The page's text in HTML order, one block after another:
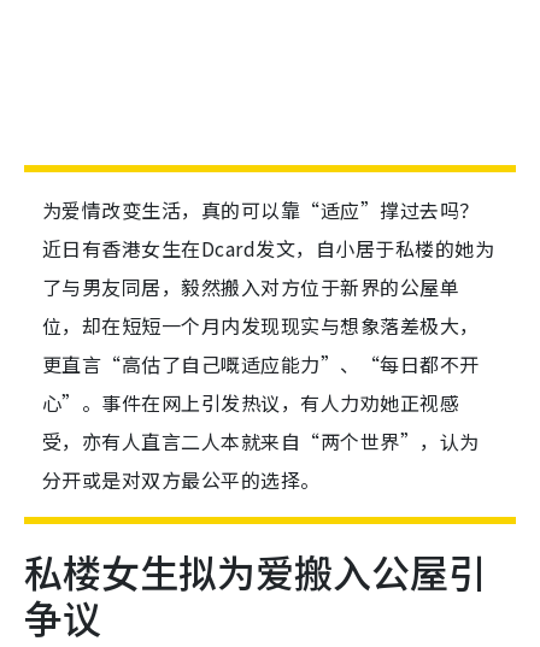
为爱情改变生活，真的可以靠“适应”撑过去吗？
近日有香港女生在Dcard发文，自小居于私楼的她为
了与男友同居，毅然搬入对方位于新界的公屋单
位，却在短短一个月内发现现实与想象落差极大，
更直言“高估了自己嘅适应能力”、“每日都不开
心”。事件在网上引发热议，有人力劝她正视感
受，亦有人直言二人本就来自“两个世界”，认为
分开或是对双方最公平的选择。
私楼女生拟为爱搬入公屋引
争议